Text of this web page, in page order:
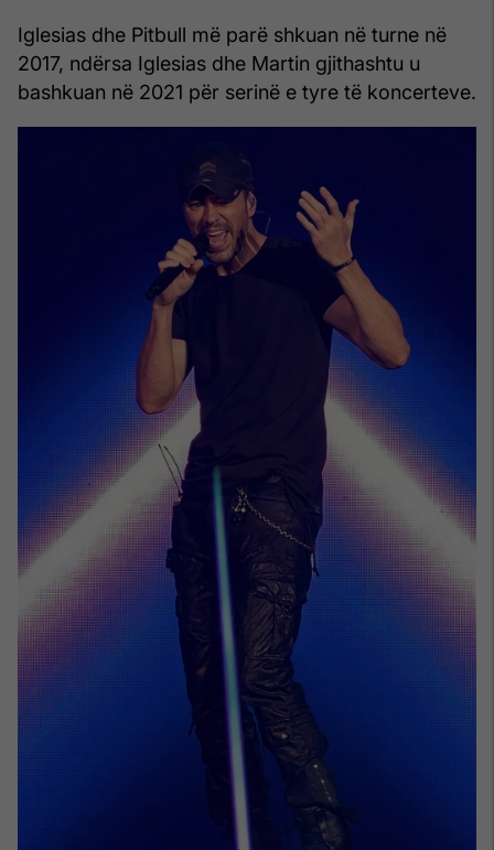
Iglesias dhe Pitbull më parë shkuan në turne në
2017, ndërsa Iglesias dhe Martin gjithashtu u
bashkuan në 2021 për serinë e tyre të koncerteve.